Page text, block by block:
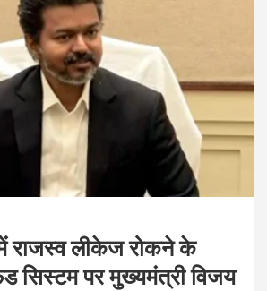
राजस्व लीकेज रोकने के
फंड सिस्टम पर मुख्यमंत्री विजय